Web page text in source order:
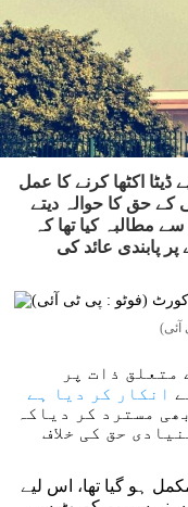
اکٹھا کرنے کا عمل
کے حق کا حوالہ دیتے
مطالبہ کیا تھا کہ
پابندی عائد کی
آئی)
متعلق ذات پر
انکار کر دیا ہے
مسترد کر دیاکہ
حق کی خلاف
کا کام6 اگست کو مکمل ہو گیا تھا، اس لیے